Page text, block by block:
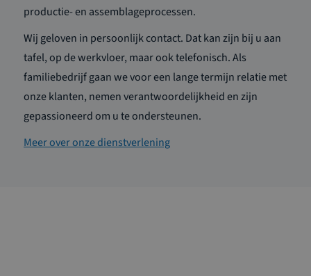
productie- en assemblageprocessen.
Wij geloven in persoonlijk contact. Dat kan zijn bij u aan
tafel, op de werkvloer, maar ook telefonisch. Als
familiebedrijf gaan we voor een lange termijn relatie met
onze klanten, nemen verantwoordelijkheid en zijn
gepassioneerd om u te ondersteunen.
Meer over onze dienstverlening